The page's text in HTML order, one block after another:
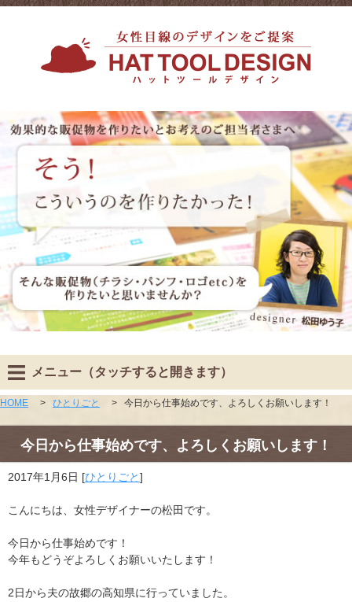
メニュー（タッチすると開きます）
HOME > ひとりごと > 今日から仕事始めです、よろしくお願いします！
今日から仕事始めです、よろしくお願いします！
2017年1月6日 [ひとりごと]
こんにちは、女性デザイナーの松田です。
今日から仕事始めです！
今年もどうぞよろしくお願いいたします！
2日から夫の故郷の高知県に行っていました。